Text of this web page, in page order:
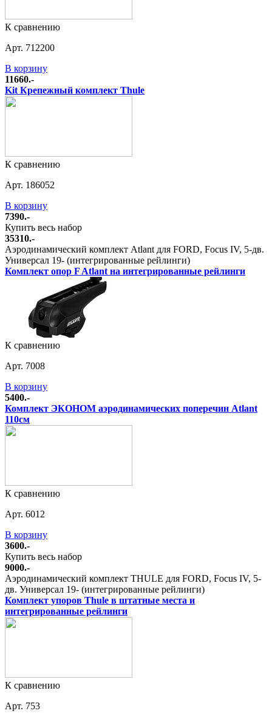
К сравнению
Арт. 712200
В корзину
11660.-
Kit Крепежный комплект Thule
К сравнению
Арт. 186052
В корзину
7390.-
Купить весь набор
35310.-
Аэродинамический комплект Atlant для FORD, Focus IV, 5-дв.
Универсал 19- (интегрированные рейлинги)
Комплект опор F Atlant на интегрированные рейлинги
К сравнению
Арт. 7008
В корзину
5400.-
Комплект ЭКОНОМ аэродинамических поперечин Atlant
110см
К сравнению
Арт. 6012
В корзину
3600.-
Купить весь набор
9000.-
Аэродинамический комплект THULE для FORD, Focus IV, 5-
дв. Универсал 19- (интегрированные рейлинги)
Комплект упоров Thule в штатные места и
интегрированные рейлинги
К сравнению
Арт. 753